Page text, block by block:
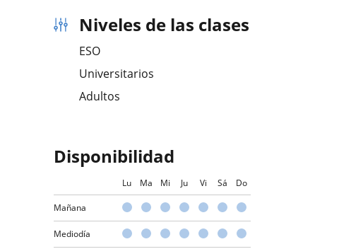
Niveles de las clases
ESO
Universitarios
Adultos
Disponibilidad
Lu Ma Mi Ju Vi Sá Do
Mañana
Mediodía